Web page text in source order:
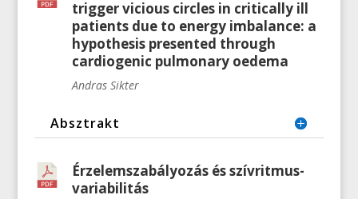
trigger vicious circles in critically ill
patients due to energy imbalance: a
hypothesis presented through
cardiogenic pulmonary oedema
Andras Sikter
Absztrakt
Érzelemszabályozás és szívritmus-
variabilitás